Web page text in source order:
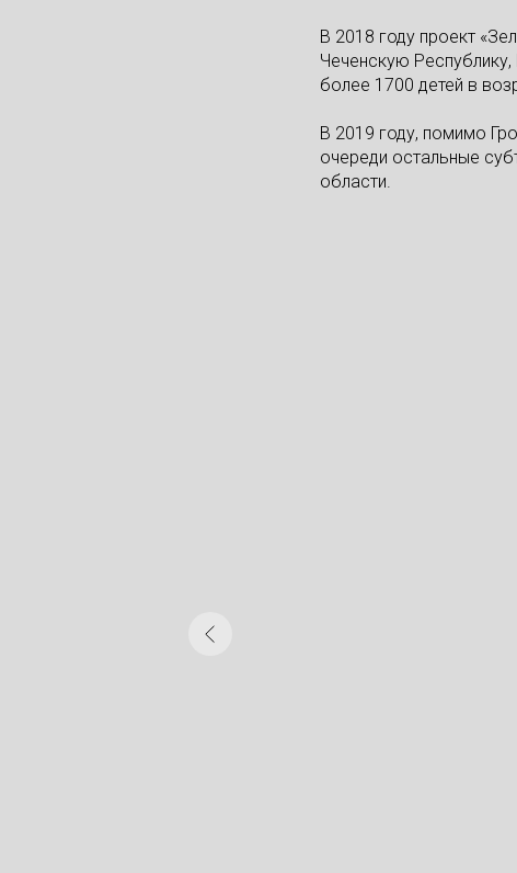
В 2018 году проект
Чеченскую
более 1700 детей в
В 2019 году, помимо
очереди остальные
области.